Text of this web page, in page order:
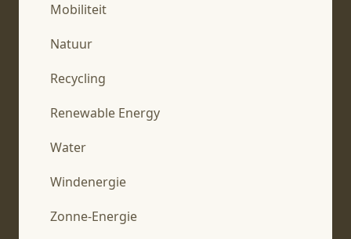
Mobiliteit
Natuur
Recycling
Renewable Energy
Water
Windenergie
Zonne-Energie